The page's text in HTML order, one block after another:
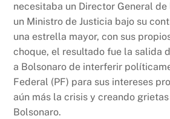
necesitaba un Director General
un Ministro de Justicia bajo su
una estrella mayor, con sus
choque, el resultado fue la salida
a Bolsonaro de interferir
Federal (PF) para sus intereses
aún más la crisis y creando
Bolsonaro.